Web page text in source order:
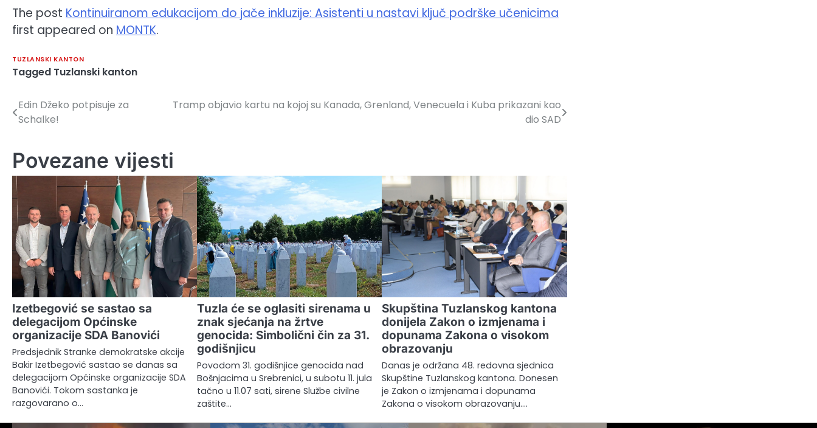
The post Kontinuiranom edukacijom do jače inkluzije: Asistenti u nastavi ključ podrške učenicima
first appeared on MONTK.
TUZLANSKI KANTON
Tagged Tuzlanski kanton
Navigacija
Edin Džeko potpisuje za
Schalke!
Tramp objavio kartu na kojoj su Kanada, Grenland, Venecuela i Kuba prikazani kao
dio SAD
Povezane vijesti
Izetbegović se sastao sa
delegacijom Općinske
organizacije SDA Banovići
Predsjednik Stranke demokratske akcije
Bakir Izetbegović sastao se danas sa
delegacijom Općinske organizacije SDA
Banovići. Tokom sastanka je
razgovarano o…
Tuzla će se oglasiti sirenama u
znak sjećanja na žrtve
genocida: Simbolični čin za 31.
godišnjicu
Povodom 31. godišnjice genocida nad
Bošnjacima u Srebrenici, u subotu 11. jula
tačno u 11.07 sati, sirene Službe civilne
zaštite…
Skupština Tuzlanskog kantona
donijela Zakon o izmjenama i
dopunama Zakona o visokom
obrazovanju
Danas je održana 48. redovna sjednica
Skupštine Tuzlanskog kantona. Donesen
je Zakon o izmjenama i dopunama
Zakona o visokom obrazovanju.…